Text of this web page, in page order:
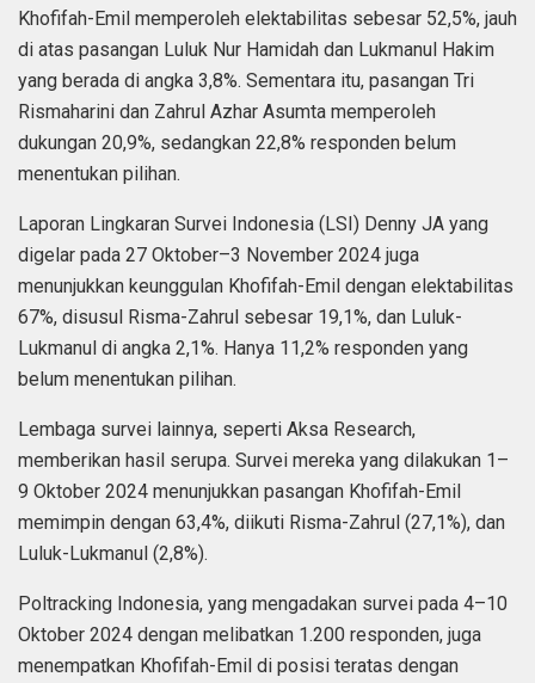
Khofifah-Emil memperoleh elektabilitas sebesar 52,5%, jauh
di atas pasangan Luluk Nur Hamidah dan Lukmanul Hakim
yang berada di angka 3,8%. Sementara itu, pasangan Tri
Rismaharini dan Zahrul Azhar Asumta memperoleh
dukungan 20,9%, sedangkan 22,8% responden belum
menentukan pilihan.
Laporan Lingkaran Survei Indonesia (LSI) Denny JA yang
digelar pada 27 Oktober–3 November 2024 juga
menunjukkan keunggulan Khofifah-Emil dengan elektabilitas
67%, disusul Risma-Zahrul sebesar 19,1%, dan Luluk-
Lukmanul di angka 2,1%. Hanya 11,2% responden yang
belum menentukan pilihan.
Lembaga survei lainnya, seperti Aksa Research,
memberikan hasil serupa. Survei mereka yang dilakukan 1–
9 Oktober 2024 menunjukkan pasangan Khofifah-Emil
memimpin dengan 63,4%, diikuti Risma-Zahrul (27,1%), dan
Luluk-Lukmanul (2,8%).
Poltracking Indonesia, yang mengadakan survei pada 4–10
Oktober 2024 dengan melibatkan 1.200 responden, juga
menempatkan Khofifah-Emil di posisi teratas dengan